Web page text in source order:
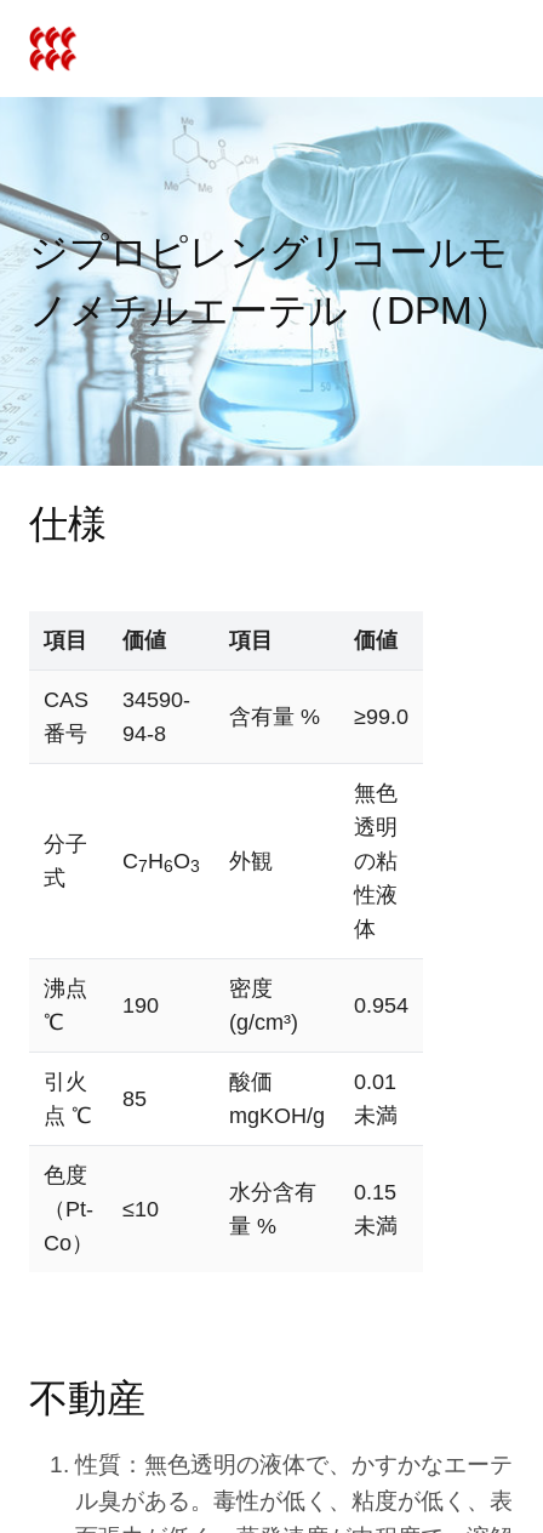
へ
ス
キ
ッ
プ
ジプロピレングリコールモ
ノメチルエーテル（DPM）
仕様
項目 価値 項目 価値
CAS
番号
34590-
94-8
含有量 % ≥99.0
分子
式
C7H6O3 外観
無色
透明
の粘
性液
体
沸点
℃
190
密度
(g/cm³)
0.954
引火
点 ℃
85
酸価
mgKOH/g
0.01
未満
色度
（Pt-
Co）
≤10
水分含有
量 %
0.15
未満
不動産
性質：無色透明の液体で、かすかなエーテ
ル臭がある。毒性が低く、粘度が低く、表